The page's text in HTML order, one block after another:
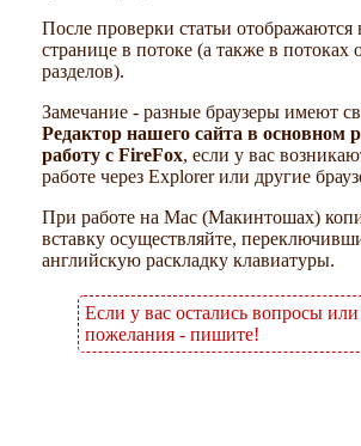
После проверки статьи отображаются
странице в потоке (а также в потоках
разделов).
Замечание - разные браузеры имеют
Редактор нашего сайта в основном
работу с FireFox, если у вас
работе через Explorer или другие
При работе на Mac (Макинтошах)
вставку осуществляйте,
английскую раскладку клавиатуры.
Если у вас остались вопросы
пожелания - пишите!